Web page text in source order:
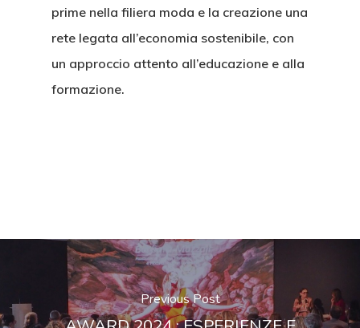
prime nella filiera moda e la creazione una
rete legata all’economia sostenibile, con
un approccio attento all’educazione e alla
formazione.
Previous Post
Cosa Facciamo
Award
Award 2026
Blog & News